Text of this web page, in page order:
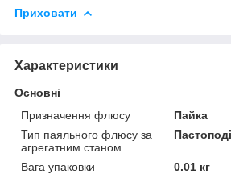
Приховати
Характеристики
Основні
Призначення флюсу
Пайка
Тип паяльного флюсу за
агрегатним станом
Вага упаковки 0.01 кг